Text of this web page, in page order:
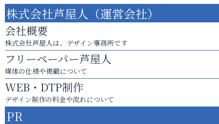
株式会社芦屋人（運営会社）
会社概要
株式会社芦屋人は、デザイン事務所です
フリーペーパー芦屋人
媒体の仕様や掲載について
WEB・DTP制作
デザイン制作の料金や流れについて
PR